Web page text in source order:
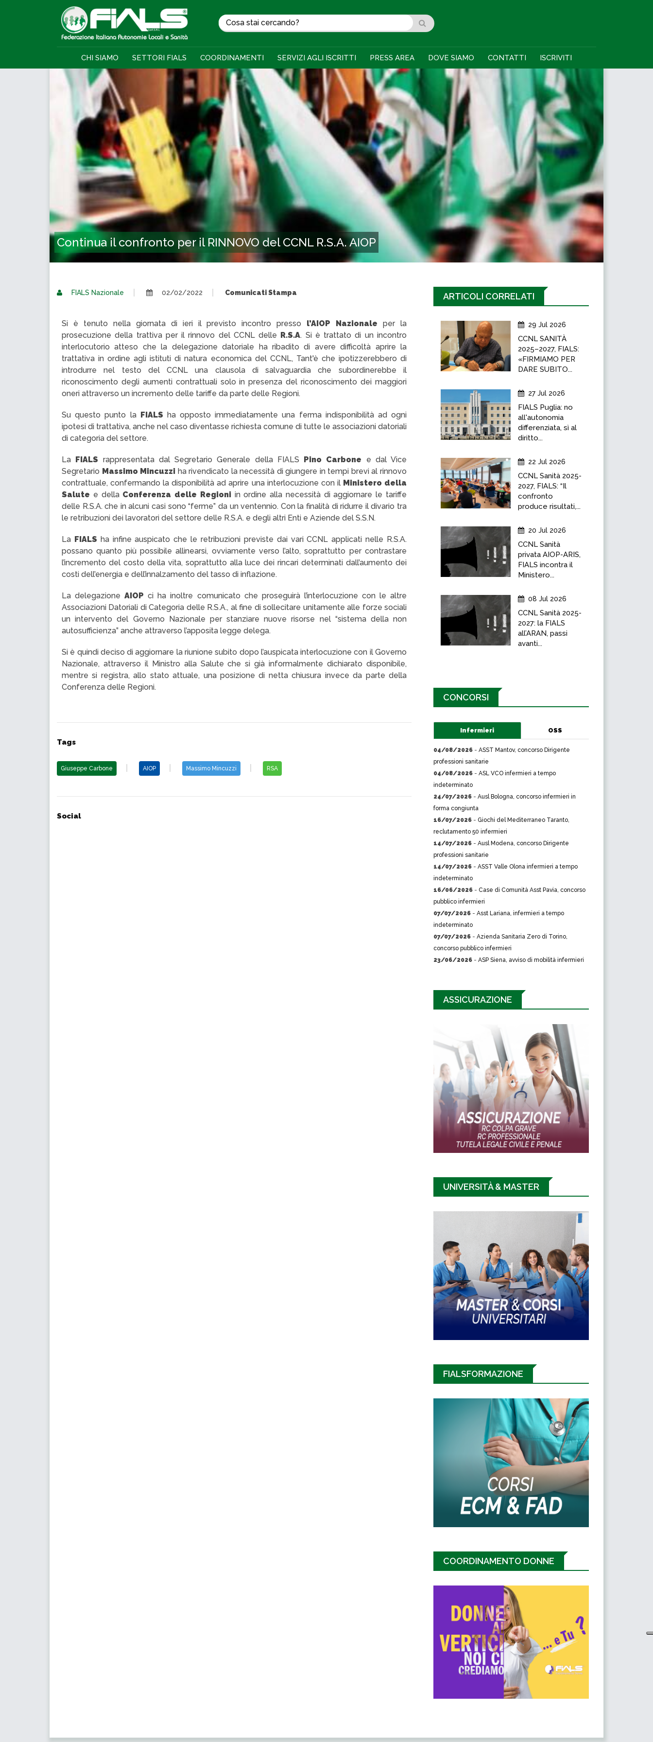
CHI SIAMO SETTORI FIALS COORDINAMENTI SERVIZI AGLI ISCRITTI PRESS AREA DOVE SIAMO CONTATTI ISCRIVITI
Continua il confronto per il RINNOVO del CCNL R.S.A. AIOP
FIALS Nazionale 02/02/2022 Comunicati Stampa
Si è tenuto nella giornata di ieri il previsto incontro presso l’AIOP Nazionale per la
prosecuzione della trattiva per il rinnovo del CCNL delle R.S.A. Si è trattato di un incontro
interlocutorio atteso che la delegazione datoriale ha ribadito di avere difficoltà aprire la
trattativa in ordine agli istituti di natura economica del CCNL, Tant'è che ipotizzerebbero di
introdurre nel testo del CCNL una clausola di salvaguardia che subordinerebbe il
riconoscimento degli aumenti contrattuali solo in presenza del riconoscimento dei maggiori
oneri attraverso un incremento delle tariffe da parte delle Regioni.
Su questo punto la FIALS ha opposto immediatamente una ferma indisponibilità ad ogni
ipotesi di trattativa, anche nel caso diventasse richiesta comune di tutte le associazioni datoriali
di categoria del settore.
La FIALS rappresentata dal Segretario Generale della FIALS Pino Carbone e dal Vice
Segretario Massimo Mincuzzi ha rivendicato la necessità di giungere in tempi brevi al rinnovo
contrattuale, confermando la disponibilità ad aprire una interlocuzione con il Ministero della
Salute e della Conferenza delle Regioniin ordine alla necessità di aggiornare le tariffe
delle R.S.A. che in alcuni casi sono “ferme” da un ventennio. Con la finalità di ridurre il divario tra
le retribuzioni dei lavoratori del settore delle R.S.A. e degli altri Enti e Aziende del S.S.N.
La FIALS ha infine auspicato che le retribuzioni previste dai vari CCNL applicati nelle R.S.A.
possano quanto più possibile allinearsi, ovviamente verso l’alto, soprattutto per contrastare
l’incremento del costo della vita, soprattutto alla luce dei rincari determinati dall’aumento dei
costi dell’energia e dell’innalzamento del tasso di inflazione.
La delegazioneAIOP ci ha inoltre comunicato che proseguirà l’interlocuzione con le altre
Associazioni Datoriali di Categoria delle R.S.A., al fine di sollecitare unitamente alle forze sociali
un intervento del Governo Nazionale per stanziare nuove risorse nel “sistema della non
autosufficienza” anche attraverso l’apposita legge delega.
Si è quindi deciso di aggiornare la riunione subito dopo l’auspicata interlocuzione con il Governo
Nazionale, attraverso il Ministro alla Salute che si già informalmente dichiarato disponibile,
mentre si registra, allo stato attuale, una posizione di netta chiusura invece da parte della
Conferenza delle Regioni.
Tags
Giuseppe Carbone AIOP Massimo Mincuzzi RSA
Social
ARTICOLI CORRELATI
29 Jul 2026
CCNL SANITÀ
2025–2027, FIALS:
«FIRMIAMO PER
DARE SUBITO...
27 Jul 2026
FIALS Puglia: no
all'autonomia
differenziata, sì al
diritto...
22 Jul 2026
CCNL Sanità 2025-
2027, FIALS: “Il
confronto
produce risultati,...
20 Jul 2026
CCNL Sanità
privata AIOP-ARIS,
FIALS incontra il
Ministero...
08 Jul 2026
CCNL Sanità 2025-
2027: la FIALS
all’ARAN, passi
avanti...
CONCORSI
Infermieri OSS
04/08/2026 - ASST Mantov, concorso Dirigente
professioni sanitarie
04/08/2026 - ASL VCO infermieri a tempo
indeterminato
24/07/2026 - Ausl Bologna, concorso infermieri in
forma congiunta
16/07/2026 - Giochi del Mediterraneo Taranto,
reclutamento 50 infermieri
14/07/2026 - Ausl Modena, concorso Dirigente
professioni sanitarie
14/07/2026 - ASST Valle Olona infermieri a tempo
indeterminato
16/06/2026 - Case di Comunità Asst Pavia, concorso
pubblico infermieri
07/07/2026 - Asst Lariana, infermieri a tempo
indeterminato
07/07/2026 - Azienda Sanitaria Zero di Torino,
concorso pubblico infermieri
23/06/2026 - ASP Siena, avviso di mobilità infermieri
ASSICURAZIONE
UNIVERSITÀ & MASTER
FIALSFORMAZIONE
COORDINAMENTO DONNE